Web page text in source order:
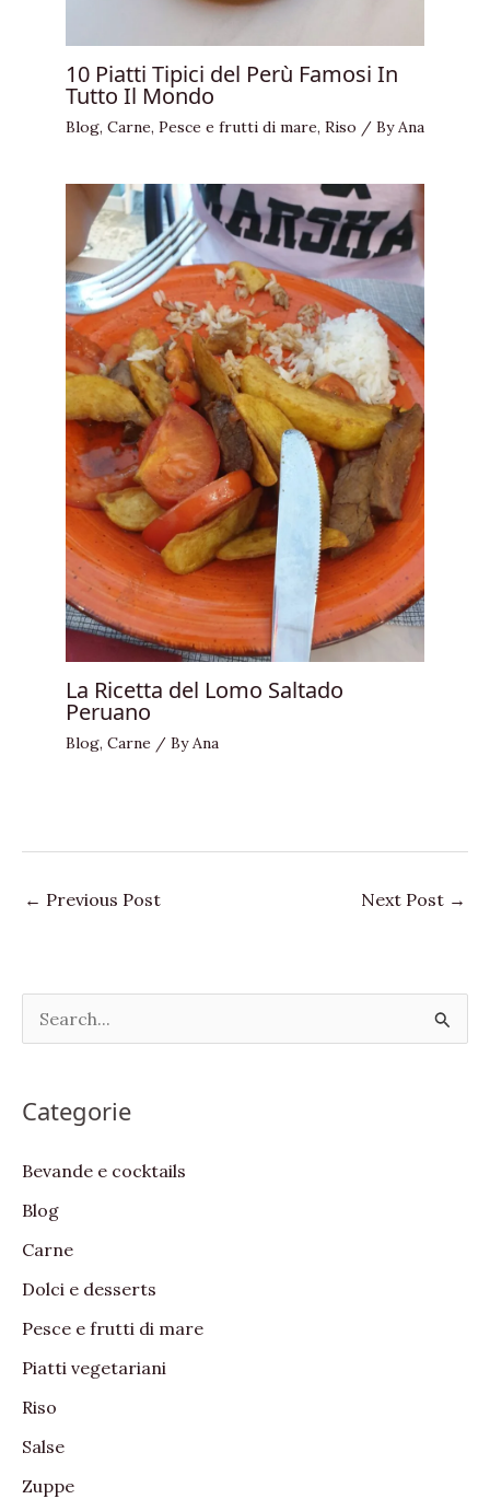
10 Piatti Tipici del Perù Famosi In
Tutto Il Mondo
Blog, Carne, Pesce e frutti di mare, Riso / ByAna
La Ricetta del Lomo Saltado
Peruano
Blog, Carne / ByAna
← Previous Post Next Post →
e
r
f
o
r
:
Categorie
Bevande e cocktails
Blog
Carne
Dolci e desserts
Pesce e frutti di mare
Piatti vegetariani
Riso
Salse
Zuppe